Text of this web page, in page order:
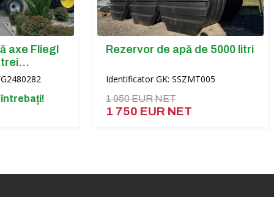
Rezervor de apă de 5000 litri
Identificator GK: SSZMT005
1 950 EUR NET
1 750 EUR NET